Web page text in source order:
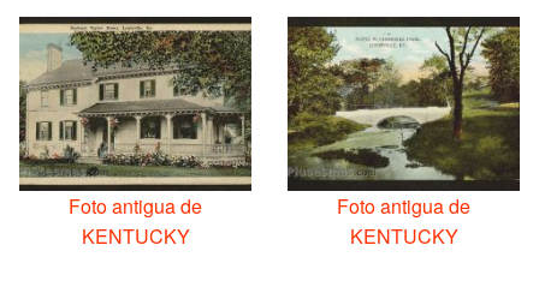
Foto antigua de
KENTUCKY
Foto antigua de
KENTUCKY